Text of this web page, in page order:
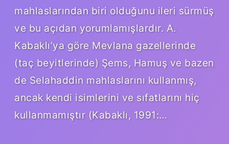
mahlaslarından biri olduğunu ileri sürmüş
ve bu açıdan yorumlamışlardır. A.
Kabaklı’ya göre Mevlana gazellerinde
(taç beyitlerinde) Şems, Hamuş ve bazen
de Selahaddin mahlaslarını kullanmış,
ancak kendi isimlerini ve sıfatlarını hiç
kullanmamıştır (Kabaklı, 1991:…